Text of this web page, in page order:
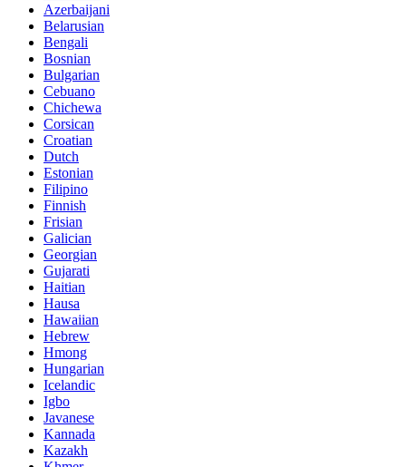
Azerbaijani
Belarusian
Bengali
Bosnian
Bulgarian
Cebuano
Chichewa
Corsican
Croatian
Dutch
Estonian
Filipino
Finnish
Frisian
Galician
Georgian
Gujarati
Haitian
Hausa
Hawaiian
Hebrew
Hmong
Hungarian
Icelandic
Igbo
Javanese
Kannada
Kazakh